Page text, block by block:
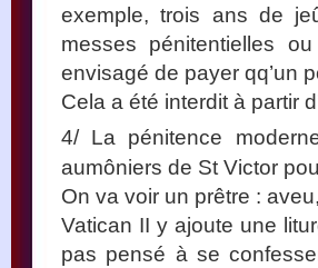
exemple, trois ans de
messes pénitentielles
envisagé de payer qq’un
Cela a été interdit à partir
4/ La pénitence
aumôniers de St Victor
On va voir un prêtre :
Vatican II y ajoute une
pas pensé à se